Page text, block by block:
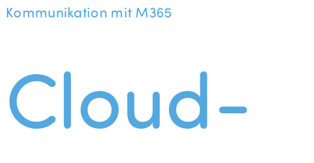
Kommunikation mit M365
Cloud-